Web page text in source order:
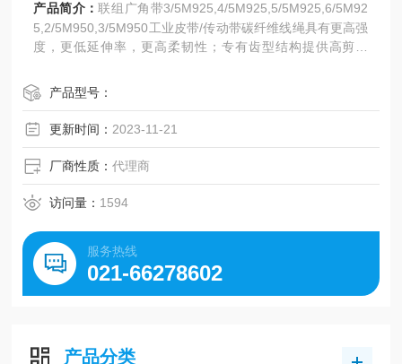
产品简介：联组广角带3/5M925,4/5M925,5/5M925,6/5M92
5,2/5M950,3/5M950工业皮带/传动带碳纤维线绳具有更高强
度，更低延伸率，更高柔韧性；专有齿型结构提供高剪切
产品型号：
更新时间： 2023-11-21
厂商性质：代理商
访问量： 1594
服务热线
021-66278602
产品分类